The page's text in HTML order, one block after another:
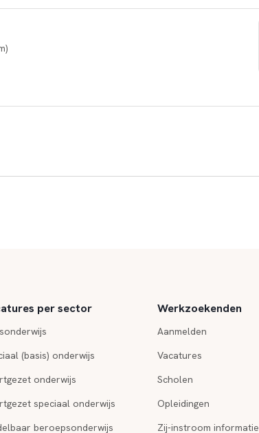
per sector
(basis) onderwijs
onderwijs
speciaal onderwijs
beroepsonderwijs
Werkzoekenden
Aanmelden
Vacatures
Scholen
Opleidingen
Zij-instroom informatie